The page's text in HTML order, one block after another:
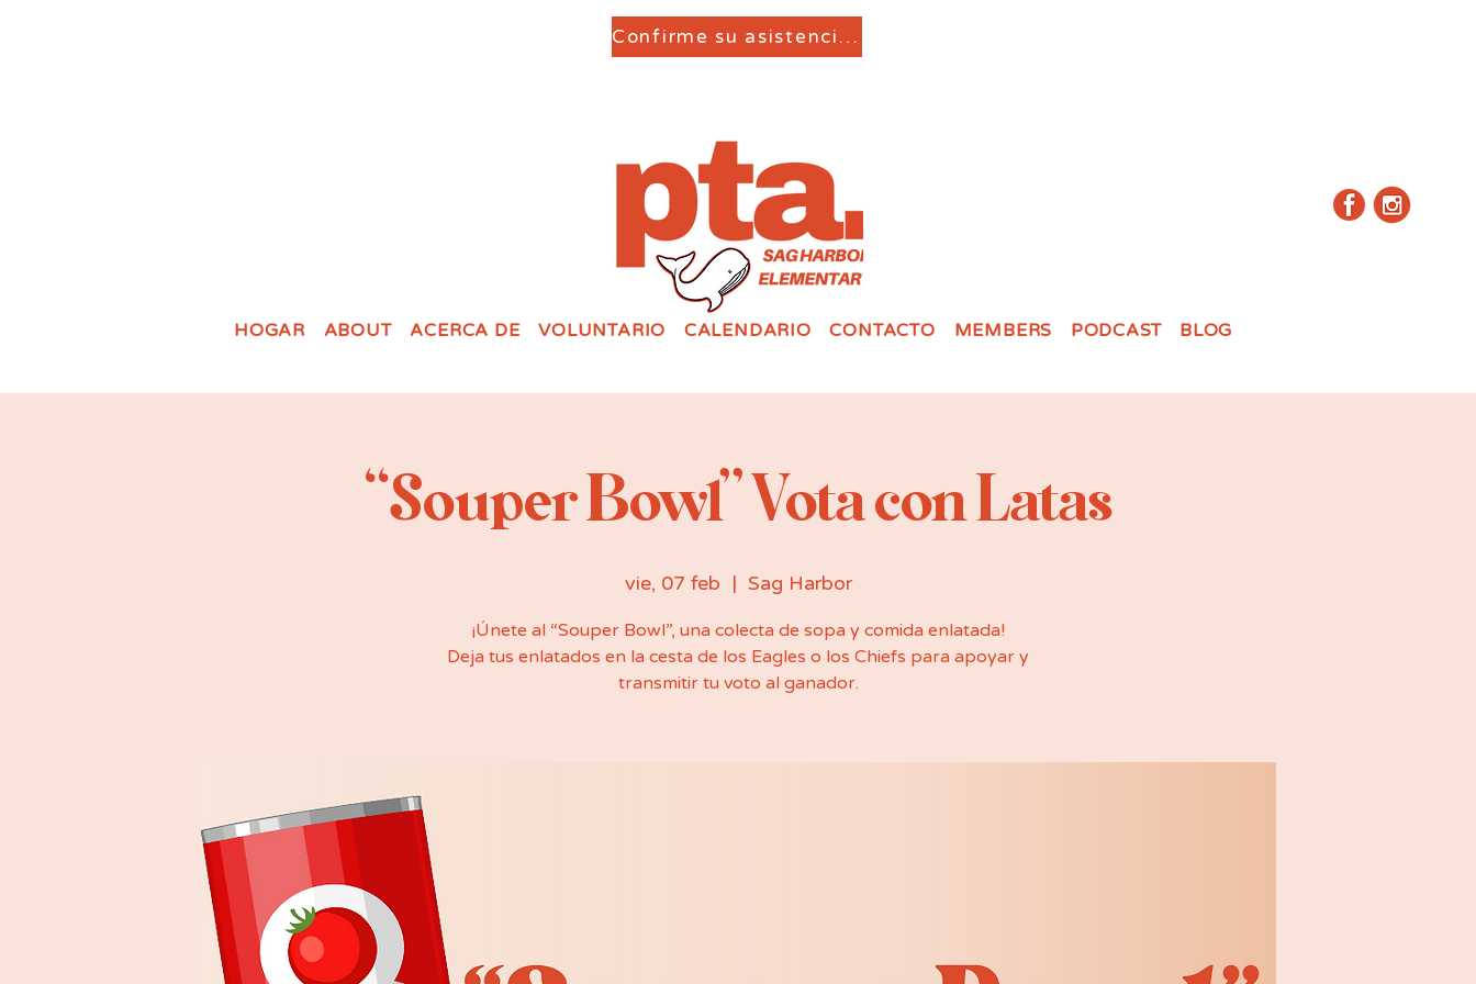
Confirme su asistencia aquí
HOGAR ABOUT ACERCA DE VOLUNTARIO CALENDARIO CONTACTO MEMBERS PODCAST BLOG
“Souper Bowl” Vota con Latas
vie, 07 feb
  |
Sag Harbor
¡Únete al “Souper Bowl”, una colecta de sopa y comida enlatada!
Deja tus enlatados en la cesta de los Eagles o los Chiefs para apoyar y
transmitir tu voto al ganador.